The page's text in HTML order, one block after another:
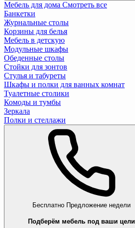
Мебель для дома Смотреть все
Банкетки
Журнальные столы
Корзины для белья
Мебель в детскую
Модульные шкафы
Обеденные столы
Стойки для зонтов
Стулья и табуреты
Шкафы и полки для ванных комнат
Туалетные столики
Комоды и тумбы
Зеркала
Полки и стеллажи
Бесплатно Предложение недели
Подберём мебель под ваши цели